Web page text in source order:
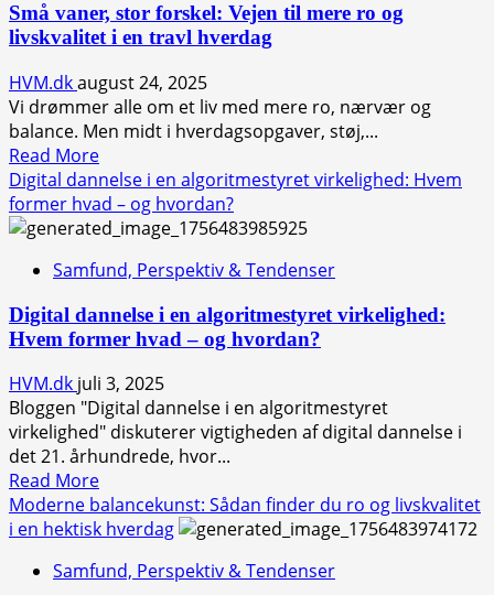
–
hvad
dominerer
billedet
lige
nu?
Små vaner, stor forskel: Vejen til mere ro og
livskvalitet i en travl hverdag
HVM.dkaugust 24, 2025
Vi drømmer alle om et liv med mere ro, nærvær og
balance. Men midt i hverdagsopgaver, støj,...
Read MoreRead
more
about
Små
stor
Vejen
til
mere
ro
og
livskvalitet
i
en
travl
hverdag
Digital dannelse i en algoritmestyret virkelighed: Hvem
former hvad – og hvordan?
Samfund, Perspektiv & Tendenser
Digital dannelse i en algoritmestyret virkelighed:
Hvem former hvad – og hvordan?
HVM.dk juli 3, 2025
Bloggen "Digital dannelse i en algoritmestyret
virkelighed" diskuterer vigtigheden af digital dannelse i
det 21. århundrede, hvor...
Read MoreRead
more
about
dannelse
Moderne balancekunst: Sådan finder du ro og livskvalitet
i en hektisk hverdag
Samfund, Perspektiv & Tendenser